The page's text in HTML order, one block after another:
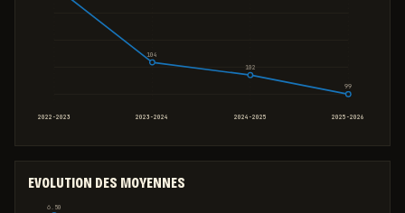
2022-2023 2023-2024
104
2024-2025
102
2025-2026
99
EVOLUTION DES MOYENNES
6.50